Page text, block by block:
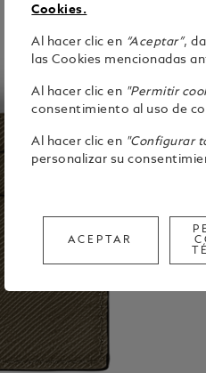
Cookies.
Al hacer clic en “Aceptar”,
las Cookies mencionadas
Al hacer clic en "Permitir
consentimiento al uso de
Al hacer clic en "Configurar
personalizar su
ACEPTAR